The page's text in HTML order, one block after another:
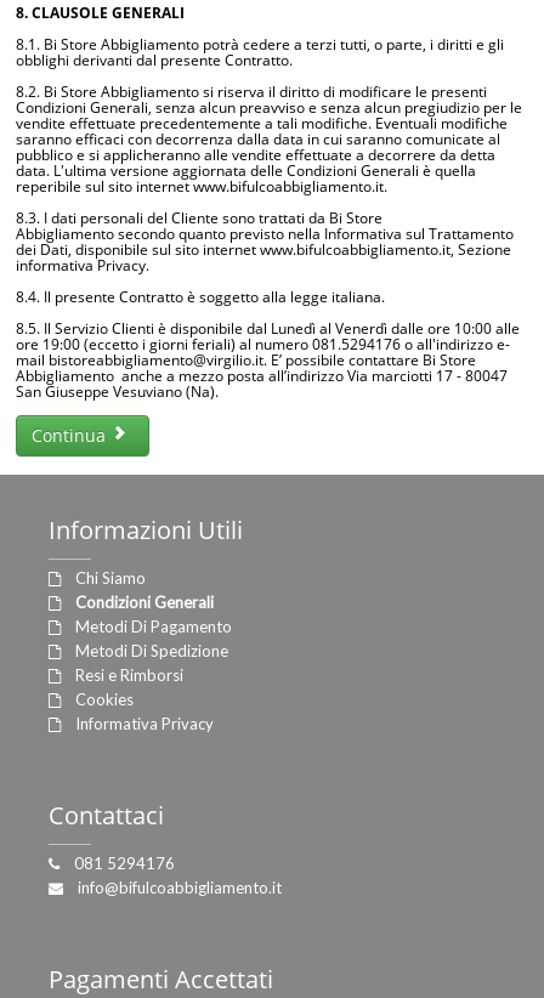
8. CLAUSOLE GENERALI
8.1. Bi Store Abbigliamento potrà cedere a terzi tutti, o parte, i diritti e gli
obblighi derivanti dal presente Contratto.
8.2. Bi Store Abbigliamento si riserva il diritto di modificare le presenti
Condizioni Generali, senza alcun preavviso e senza alcun pregiudizio per le
vendite effettuate precedentemente a tali modifiche. Eventuali modifiche
saranno efficaci con decorrenza dalla data in cui saranno comunicate al
pubblico e si applicheranno alle vendite effettuate a decorrere da detta
data. L'ultima versione aggiornata delle Condizioni Generali è quella
reperibile sul sito internet www.bifulcoabbigliamento.it.
8.3. I dati personali del Cliente sono trattati da Bi Store
Abbigliamento secondo quanto previsto nella Informativa sul Trattamento
dei Dati, disponibile sul sito internet www.bifulcoabbigliamento.it, Sezione
informativa Privacy.
8.4. Il presente Contratto è soggetto alla legge italiana.
8.5. Il Servizio Clienti è disponibile dal Lunedì al Venerdì dalle ore 10:00 alle
ore 19:00 (eccetto i giorni feriali) al numero 081.5294176 o all'indirizzo e-
mail bistoreabbigliamento@virgilio.it. E’ possibile contattare Bi Store
Abbigliamento anche a mezzo posta all’indirizzo Via marciotti 17 - 80047
San Giuseppe Vesuviano (Na).
Continua
Informazioni Utili
Chi Siamo
Condizioni Generali
Metodi Di Pagamento
Metodi Di Spedizione
Resi e Rimborsi
Cookies
Informativa Privacy
Contattaci
081 5294176
info@bifulcoabbigliamento.it
Pagamenti Accettati